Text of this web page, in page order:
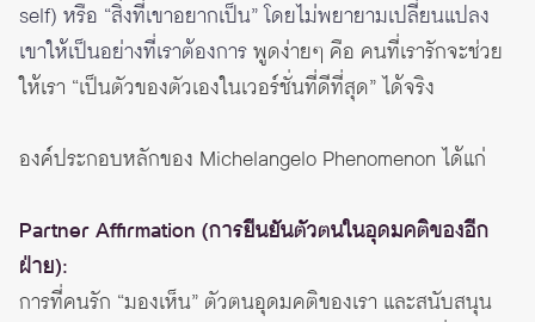
self) หรือ “สิ่งที่เขาอยากเป็น” โดยไม่พยายามเปลี่ยนแปลง
เขาให้เป็นอย่างที่เราต้องการพูดง่ายๆ คือ คนที่เรารักจะช่วย
ให้เรา “เป็นตัวของตัวเองในเวอร์ชั่นที่ดีที่สุด” ได้จริง
องค์ประกอบหลักของ Michelangelo Phenomenon ได้แก่
Partner Affirmation (การยืนยันตัวตนในอุดมคติของอีก
ฝ่าย):
การที่คนรัก “มองเห็น” ตัวตนอุดมคติของเรา และสนับสนุน